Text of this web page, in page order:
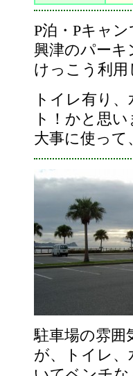
P泊・Pキャ
興津のパー
けっこう利
トイレ有り
ト！かと思
大事に使っ
駐車場の雰
が、トイレ